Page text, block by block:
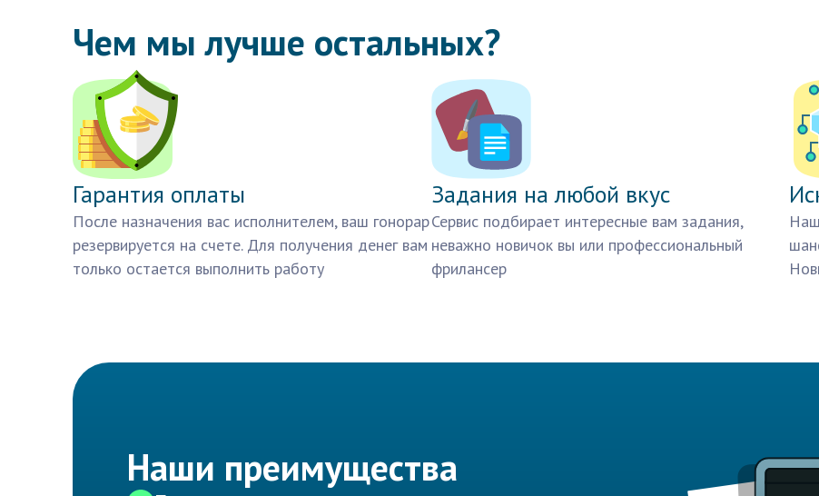
Чем мы лучше остальных?
Гарантия оплаты
После назначения вас исполнителем, ваш гонорар
резервируется на счете. Для получения денег вам
только остается выполнить работу
Задания на любой вкус
Сервис подбирает интересные вам задания,
неважно новичок вы или профессиональный
фрилансер
Наши преимущества